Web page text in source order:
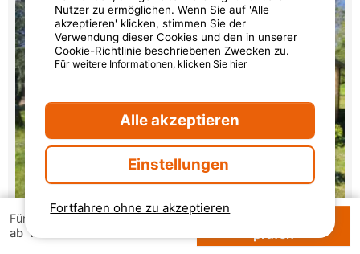
Für 1 Woche
ab 108 €
Verfügbarkeiten
prüfen
Chalet
Fortfahren ohne zu akzeptieren
Nutzer zu ermöglichen. Wenn Sie auf 'Alle
akzeptieren' klicken, stimmen Sie der
Verwendung dieser Cookies und den in unserer
Cookie-Richtlinie beschriebenen Zwecken zu.
Für weitere Informationen, klicken Sie hier
Alle akzeptieren
Einstellungen